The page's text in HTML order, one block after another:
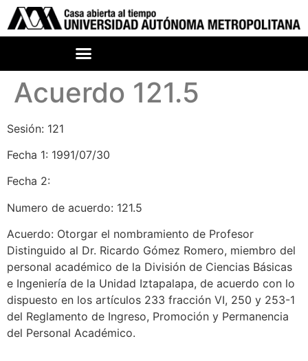
Acuerdo 121.5
Sesión: 121
Fecha 1: 1991/07/30
Fecha 2:
Numero de acuerdo: 121.5
Acuerdo: Otorgar el nombramiento de Profesor
Distinguido al Dr. Ricardo Gómez Romero, miembro del
personal académico de la División de Ciencias Básicas
e Ingeniería de la Unidad Iztapalapa, de acuerdo con lo
dispuesto en los artículos 233 fracción VI, 250 y 253-1
del Reglamento de Ingreso, Promoción y Permanencia
del Personal Académico.